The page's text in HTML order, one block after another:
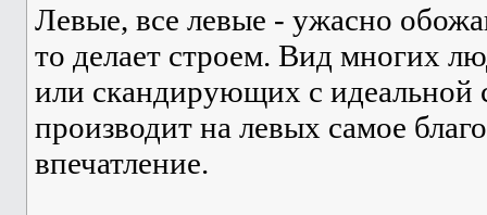
Левые, все левые - ужасно
то делает строем. Вид многих
или скандирующих с идеальной
производит на левых самое
впечатление.